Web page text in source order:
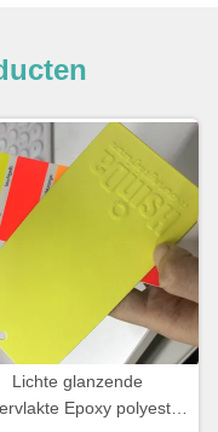
Lichte glanzende
Epoxy polyester